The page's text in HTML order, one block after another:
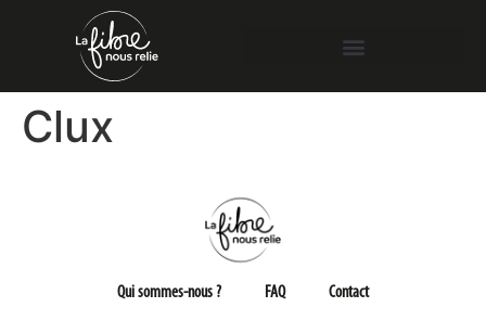
Clux
Qui sommes-nous ? FAQ Contact